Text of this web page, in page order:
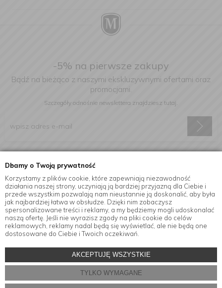
Dbamy o Twoją prywatność
Korzystamy z plików cookie, które zapewniają niezawodność
działania naszej strony, uczyniają ją bardziej przyjazną dla Ciebie i
przede wszystkim pozwalają nam nieustannie ją doskonalić, aby była
jak najbardziej łatwa w obsłudze. Dzięki nim zobaczysz
spersonalizowane treści i reklamy, a my będziemy mogli udoskonalać
naszą ofertę. Jeśli nie wyrazisz zgody na pliki cookie do celów
reklamowych, reklamy nadal będą się wyświetlać, ale nie będą one
dostosowane do Ciebie i Twoich oczekiwań.
AKCEPTUJĘ WSZYSTKIE
TYLKO WYMAGANE
-5% na pierwsze zakupy
Bądź na bieżąco z naszymi ekskluzywnymi ofertami oraz
promocjami.
Szczegóły odnośnie newslettera znajdziesz tutaj.
elektroniczną na podany adres e-mail.
Informacje
Akcesoria kuchenne w sklepie internetowym MensaHome.eu
Projekt i oprogramowanie sklepu:ebexo